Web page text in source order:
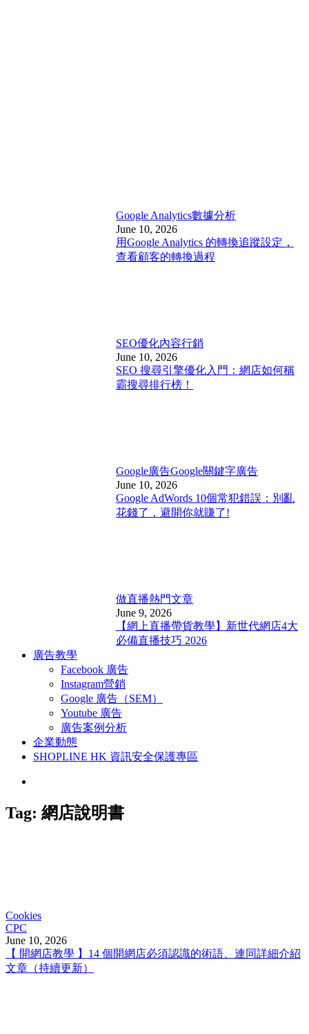
Google Analytics數據分析
June 10, 2026
用Google Analytics 的轉換追蹤設定，
查看顧客的轉換過程
SEO優化內容行銷
June 10, 2026
SEO 搜尋引擎優化入門：網店如何稱
霸搜尋排行榜！
Google廣告Google關鍵字廣告
June 10, 2026
Google AdWords 10個常犯錯誤：別亂
花錢了，避開你就賺了!
做直播熱門文章
June 9, 2026
【網上直播帶貨教學】新世代網店4大
必備直播技巧 2026
廣告教學
Facebook 廣告
Instagram營銷
Google 廣告（SEM）
Youtube 廣告
廣告案例分析
企業動態
SHOPLINE HK 資訊安全保護專區
Tag: 網店說明書
Cookies
CPC
June 10, 2026
【 開網店教學 】14 個開網店必須認識的術語、連同詳細介紹
文章（持續更新）